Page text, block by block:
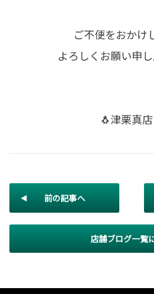
ご不便をおかけ
よろしくお願い申
🐧津栗真
前の記事へ
店舗ブログ一覧